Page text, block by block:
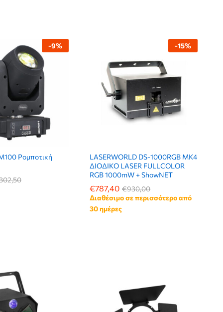
-9%
Ρομποτική
-15%
LASERWORLD DS-1000RGB MK4
ΔΙΟΔΙΚΟ LASER FULLCOLOR
RGB 1000mW + ShowNET
€787,40 €930,00
€787,40 €930,00
Διαθέσιμο σε περισσότερο από
30 ημέρες